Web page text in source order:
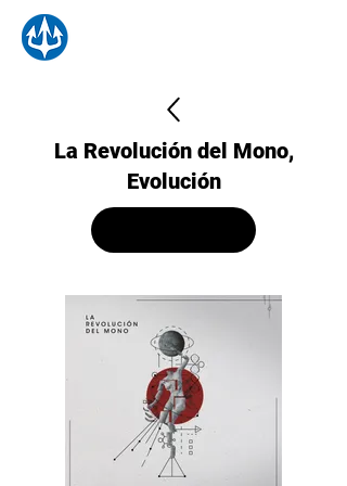
La Revolución del Mono,
Evolución